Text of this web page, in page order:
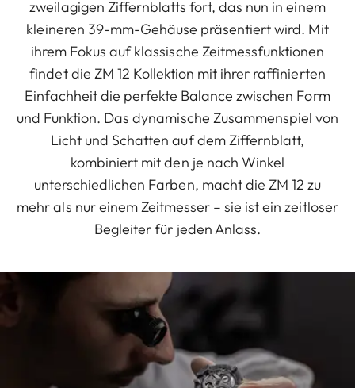
zweilagigen Ziffernblatts fort, das nun in einem
kleineren 39-mm-Gehäuse präsentiert wird. Mit
ihrem Fokus auf klassische Zeitmessfunktionen
findet die ZM 12 Kollektion mit ihrer raffinierten
Einfachheit die perfekte Balance zwischen Form
und Funktion. Das dynamische Zusammenspiel von
Licht und Schatten auf dem Ziffernblatt,
kombiniert mit den je nach Winkel
unterschiedlichen Farben, macht die ZM 12 zu
mehr als nur einem Zeitmesser – sie ist ein zeitloser
Begleiter für jeden Anlass.